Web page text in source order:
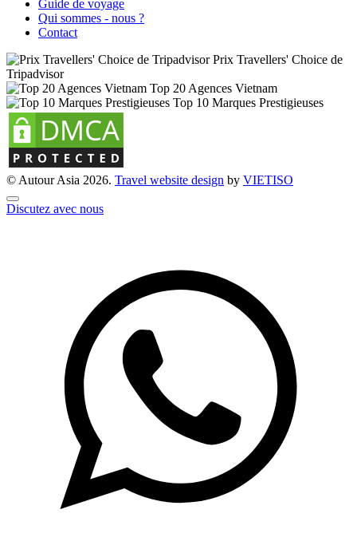
Guide de voyage
Qui sommes - nous ?
Contact
Prix Travellers' Choice de
Tripadvisor
Top 20 Agences Vietnam
Top 10 Marques Prestigieuses
© Autour Asia 2026. Travel website design by VIETISO
Discutez avec nous